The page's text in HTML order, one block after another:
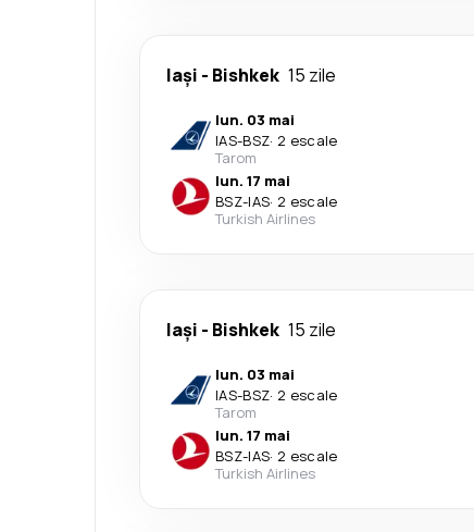
Iași - Bishkek 15 zile
lun. 03 mai
IAS-BSZ· 2 escale
Tarom
lun. 17 mai
BSZ-IAS· 2 escale
Turkish Airlines
Iași - Bishkek 15 zile
lun. 03 mai
IAS-BSZ· 2 escale
Tarom
lun. 17 mai
BSZ-IAS· 2 escale
Turkish Airlines